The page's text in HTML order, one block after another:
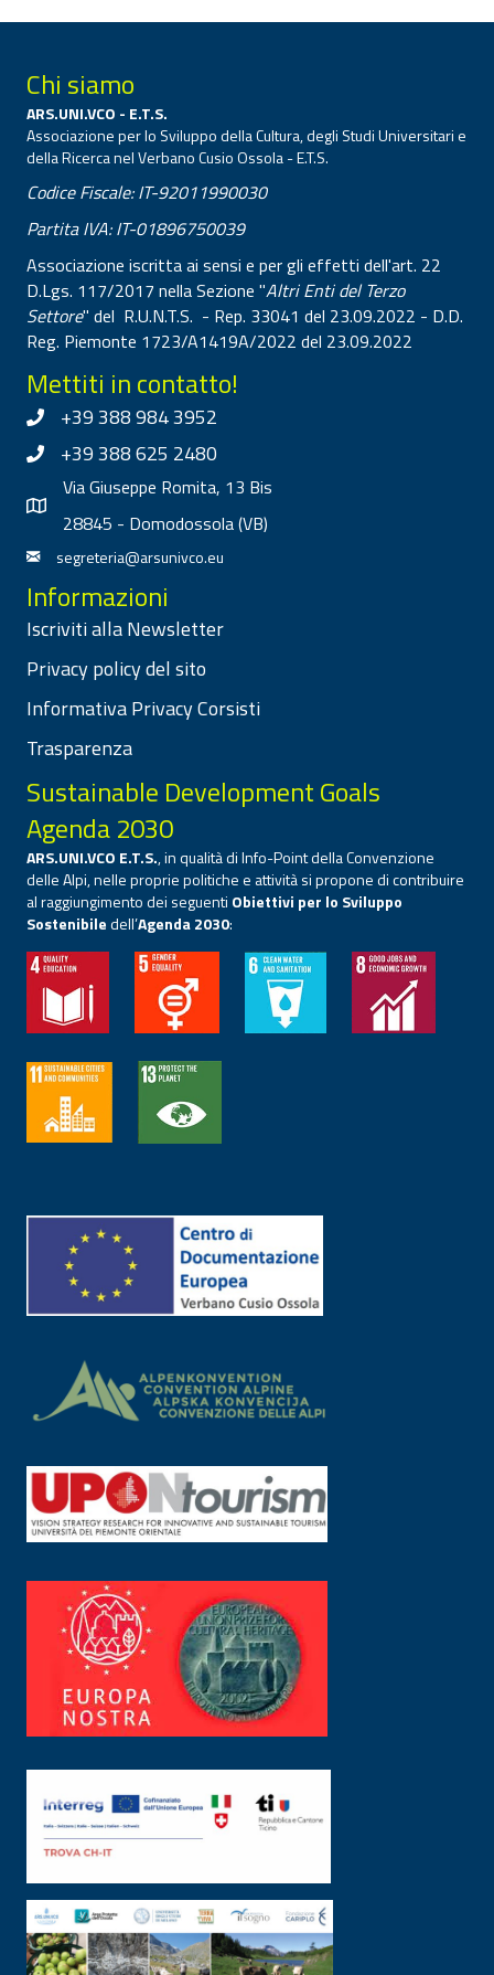
Chi siamo
ARS.UNI.VCO - E.T.S.
Associazione per lo Sviluppo della Cultura, degli Studi Universitari e
della Ricerca nel Verbano Cusio Ossola - E.T.S.
Codice Fiscale: IT-92011990030
Partita IVA: IT-01896750039
Associazione iscritta ai sensi e per gli effetti dell'art. 22
D.Lgs. 117/2017 nella Sezione "Altri Enti del Terzo
Settore" del R.U.N.T.S. - Rep. 33041 del 23.09.2022 - D.D.
Reg. Piemonte 1723/A1419A/2022 del 23.09.2022
Mettiti in contatto!
+39 388 984 3952
+39 388 625 2480
Via Giuseppe Romita, 13 Bis
28845 - Domodossola (VB)
segreteria@arsunivco.eu
Informazioni
Iscriviti alla Newsletter
Privacy policy del sito
Informativa Privacy Corsisti
Trasparenza
Sustainable Development Goals
Agenda 2030
ARS.UNI.VCO E.T.S., in qualità di Info-Point della Convenzione
delle Alpi, nelle proprie politiche e attività si propone di contribuire
al raggiungimento dei seguenti Obiettivi per lo Sviluppo
Sostenibiledell’Agenda 2030: